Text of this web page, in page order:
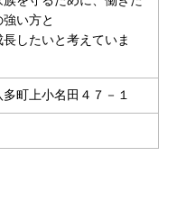
い方と
したいと考えていま
町上小名田４７－１